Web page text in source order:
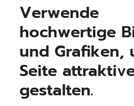
Verwende
hochwertige
und Grafiken,
Seite
gestalten.